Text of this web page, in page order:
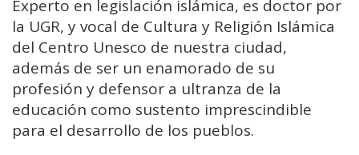
Experto en legislación islámica, es doctor por
la UGR, y vocal de Cultura y Religión Islámica
del Centro Unesco de nuestra ciudad,
además de ser un enamorado de su
profesión y defensor a ultranza de la
educación como sustento imprescindible
para el desarrollo de los pueblos.